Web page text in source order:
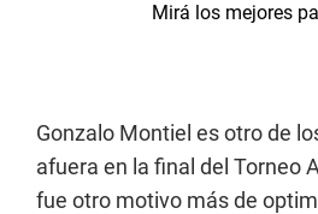
Mirá los mejores
Gonzalo Montiel es otro de
afuera en la final del Torneo
fue otro motivo más de